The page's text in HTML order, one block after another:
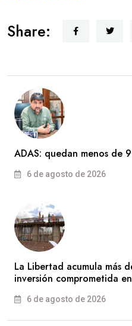
Share:
ADAS: quedan menos de
6 de agosto de 2026
La Libertad acumula más
inversión comprometida en
6 de agosto de 2026